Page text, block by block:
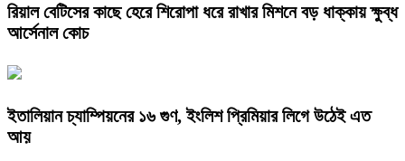
রিয়াল বেটিসের কাছে হেরে শিরোপা ধরে রাখার মিশনে বড় ধাক্কায় ক্ষুব্ধ
আর্সেনাল কোচ
ইতালিয়ান চ্যাম্পিয়নের ১৬ গুণ, ইংলিশ প্রিমিয়ার লিগে উঠেই এত
আয়